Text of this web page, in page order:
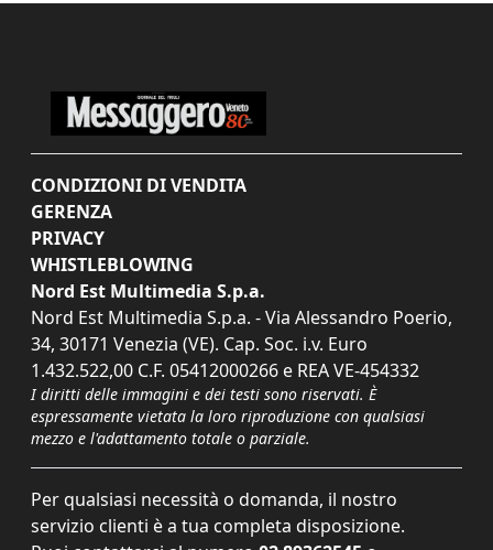
CONDIZIONI DI VENDITA
GERENZA
PRIVACY
WHISTLEBLOWING
Nord Est Multimedia S.p.a.
Nord Est Multimedia S.p.a. - Via Alessandro Poerio,
34, 30171 Venezia (VE). Cap. Soc. i.v. Euro
1.432.522,00 C.F. 05412000266 e REA VE-454332
I diritti delle immagini e dei testi sono riservati. È
espressamente vietata la loro riproduzione con qualsiasi
mezzo e l'adattamento totale o parziale.
Per qualsiasi necessità o domanda, il nostro
servizio clienti è a tua completa disposizione.